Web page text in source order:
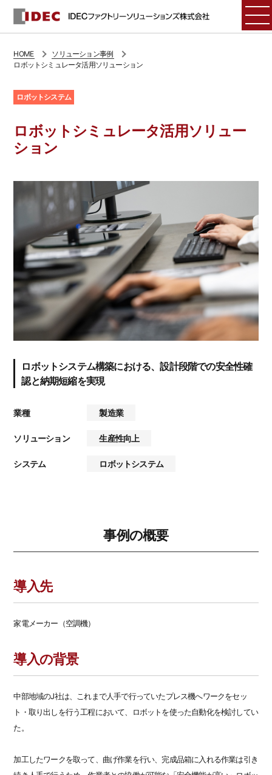
HOME
ソリューション事例
ロボットシミュレータ活用ソリューション
ロボットシステム
ロボットシミュレータ活用ソリュー
ション
ロボットシステム構築における、設計段階での安全性確
認と納期短縮を実現
業種 製造業
ソリューション 生産性向上
システム ロボットシステム
事例の概要
導入先
家電メーカー（空調機）
導入の背景
中部地域のJ社は、これまで人手で行っていたプレス機へワークをセッ
ト・取り出しを行う工程において、ロボットを使った自動化を検討してい
た。
加工したワークを取って、曲げ作業を行い、完成品箱に入れる作業は引き